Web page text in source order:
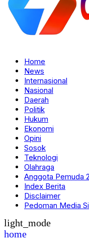
Home
News
Internasional
Nasional
Daerah
Politik
Hukum
Ekonomi
Opini
Sosok
Teknologi
Olahraga
Anggota Pemuda
Index Berita
Disclaimer
Pedoman Media
light_mode
home